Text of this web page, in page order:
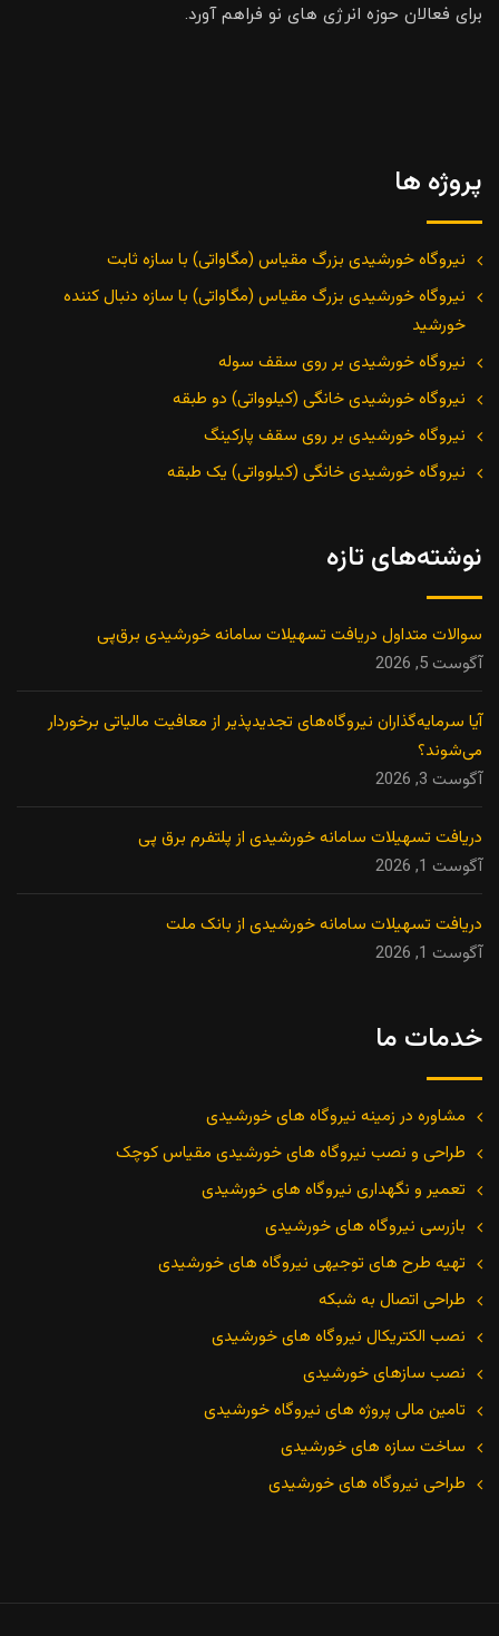
برای فعالان حوزه انرژی های نو فراهم آورد.
پروژه ها
نیروگاه خورشیدی بزرگ مقیاس (مگاواتی) با سازه ثابت
نیروگاه خورشیدی بزرگ مقیاس (مگاواتی) با سازه دنبال کننده
خورشید
نیروگاه خورشیدی بر روی سقف سوله
نیروگاه خورشیدی خانگی (کیلوواتی) دو طبقه
نیروگاه خورشیدی بر روی سقف پارکینگ
نیروگاه خورشیدی خانگی (کیلوواتی) یک طبقه
نوشته‌های تازه
سوالات متداول دریافت تسهیلات سامانه خورشیدی برق‌پی
آگوست 5, 2026
آیا سرمایه‌گذاران نیروگاه‌های تجدیدپذیر از معافیت مالیاتی برخوردار
می‌شوند؟
آگوست 3, 2026
دریافت تسهیلات سامانه خورشیدی از پلتفرم برق پی
آگوست 1, 2026
دریافت تسهیلات سامانه خورشیدی از بانک ملت
آگوست 1, 2026
خدمات ما
مشاوره در زمینه نیروگاه های خورشیدی
طراحی و نصب نیروگاه های خورشیدی مقیاس کوچک
تعمیر و نگهداری نیروگاه های خورشیدی
بازرسی نیروگاه های خورشیدی
تهیه طرح های توجیهی نیروگاه های خورشیدی
طراحی اتصال به شبکه
نصب الکتریکال نیروگاه های خورشیدی
نصب سازهای خورشیدی
تامین مالی پروژه های نیروگاه خورشیدی
ساخت سازه های خورشیدی
طراحی نیروگاه های خورشیدی